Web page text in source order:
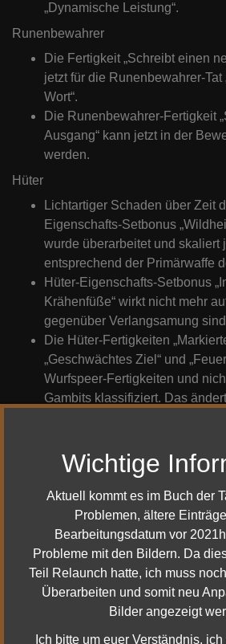
„Dynamische Leistung“.
Runenbewahrer
Die Fertigkeit „Schreibt einen
jetzt für die Runenbewahrer-Tat
Wort“.
Die Runenbewahrer-Fertigkeit
Ausgang“ kann jetzt in der
werden.
Hüter
Lichtartiger Schaden über Zeit
Eigenschafts-Setbonus
wurde überarbeitet und skaliert
entsprechend der Primärwaffe
Hüter-Eigenschafts-Setbonus
Krähenfüße“ wirkt nicht mehr
gegenüber Verlangsamung
Die Hüter-Fertigkeiten
„Geschwächtes Ziel“ und
Wurfspeer-Fertigkeiten und
Gambits klassifiziert. Das
Gegenstände
Das angelaufene Siegel von
Tausch-Sammelbeutel.
Helme des Elite-Wilderland-
zu Bundhauben umbenannt,
Rezeptnamen anzugleichen.
Rüstung und Geschmeide aus
Reisenden-Schatzkästchen
Stufen über der Charakterstufe.
Wichtige
Aktuell kommt es im Buch der
Problemen, ältere
Bearbeitungsdatum vor
Probleme mit den Bildern. Da
Teil Relaunch hatte, ich muss
Überarbeiten und somit neu
Bilder angezeigt
Ich bitte um euer Verständnis,